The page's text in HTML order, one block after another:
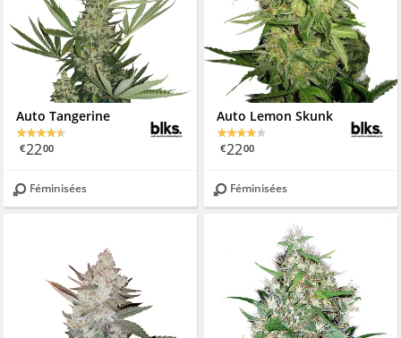
Auto Tangerine
€2200
Féminisées
Auto Lemon Skunk
€2200
Féminisées